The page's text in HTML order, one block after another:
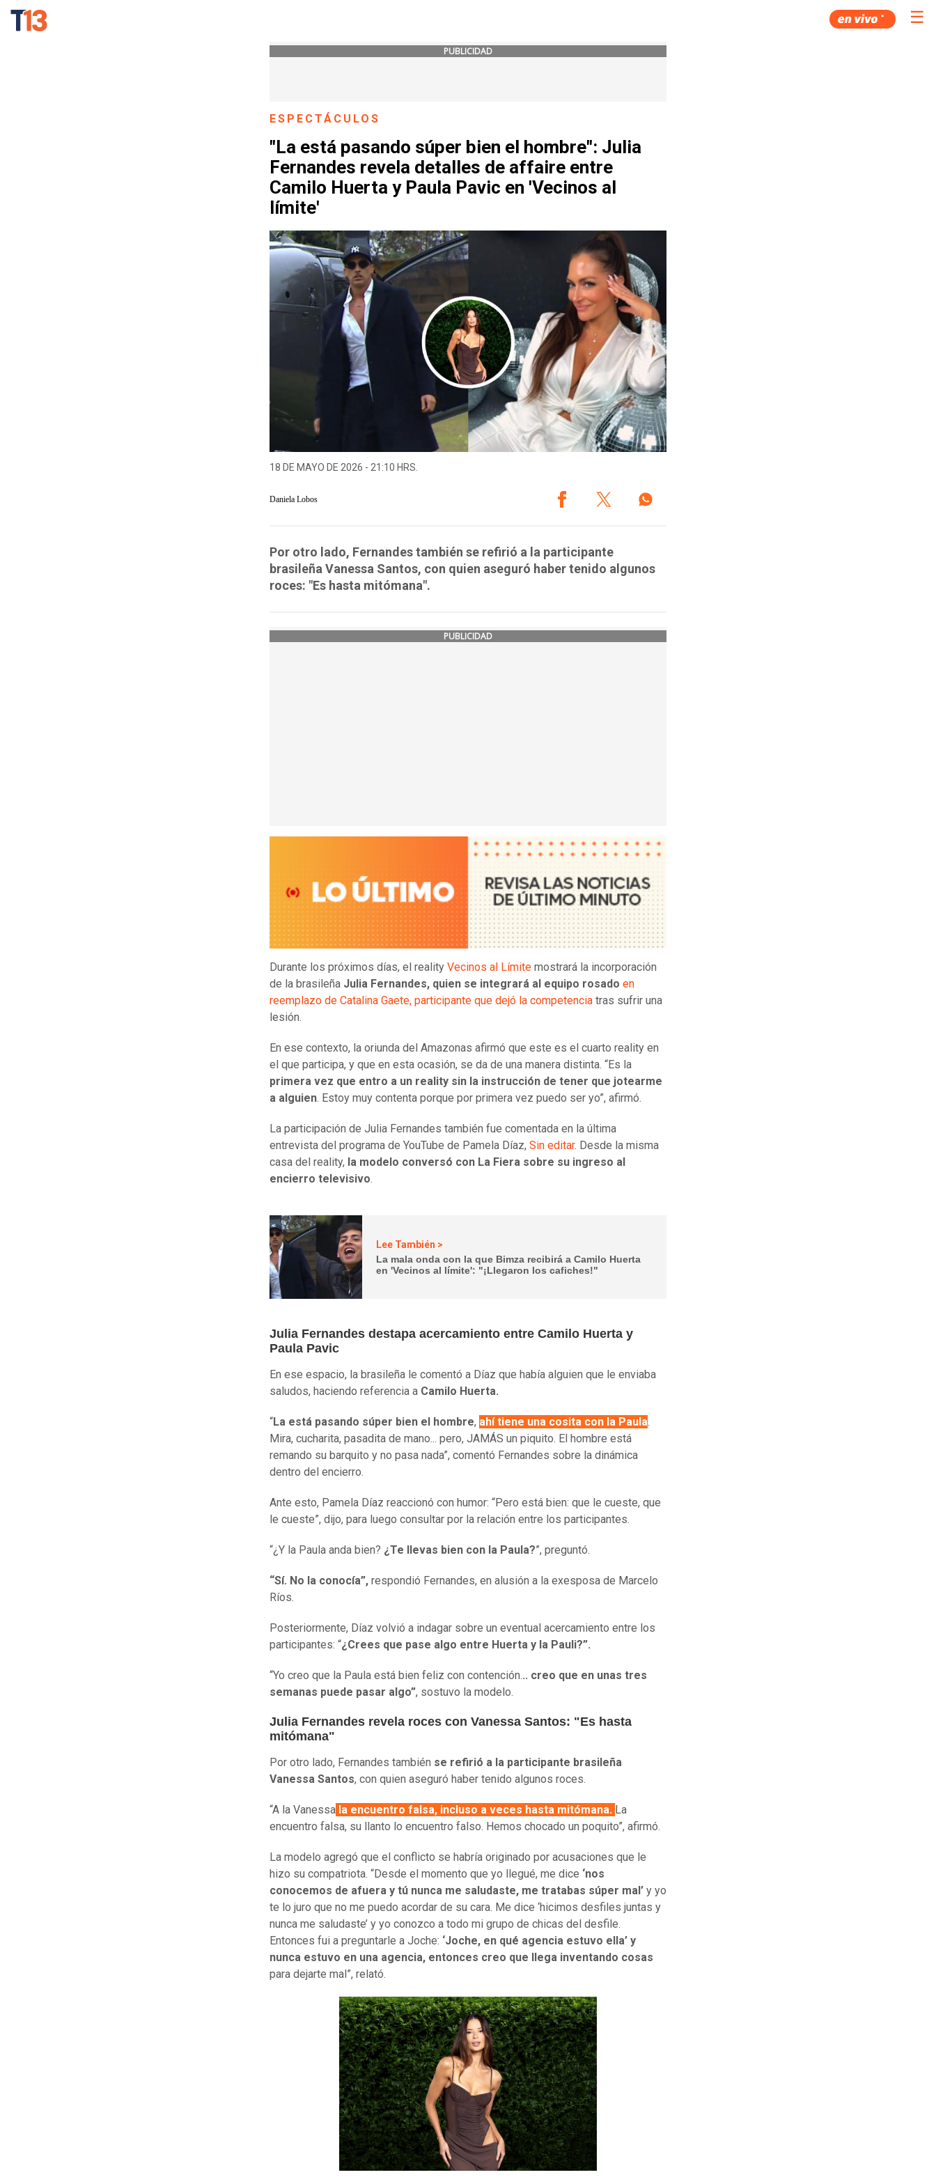
☰
PUBLICIDAD
ESPECTÁCULOS
"La está pasando súper bien el hombre": Julia
Fernandes revela detalles de affaire entre
Camilo Huerta y Paula Pavic en 'Vecinos al
límite'
18 DE MAYO DE 2026 - 21:10 HRS.
Daniela Lobos
Por otro lado, Fernandes también se refirió a la participante
brasileña Vanessa Santos, con quien aseguró haber tenido algunos
roces: "Es hasta mitómana".
PUBLICIDAD
Durante los próximos días, el reality Vecinos al Límite mostrará la incorporación
de la brasileña Julia Fernandes, quien se integrará al equipo rosado en
reemplazo de Catalina Gaete, participante que dejó la competencia tras sufrir una
lesión.
En ese contexto, la oriunda del Amazonas afirmó que este es el cuarto reality en
el que participa, y que en esta ocasión, se da de una manera distinta. “Es la
primera vez que entro a un reality sin la instrucción de tener que jotearme
a alguien. Estoy muy contenta porque por primera vez puedo ser yo”, afirmó.
La participación de Julia Fernandes también fue comentada en la última
entrevista del programa de YouTube de Pamela Díaz, Sin editar. Desde la misma
casa del reality, la modelo conversó con La Fiera sobre su ingreso al
encierro televisivo.
Lee También >
La mala onda con la que Bimza recibirá a Camilo Huerta
en 'Vecinos al límite': "¡Llegaron los cafiches!"
Julia Fernandes destapa acercamiento entre Camilo Huerta y
Paula Pavic
En ese espacio, la brasileña le comentó a Díaz que había alguien que le enviaba
saludos, haciendo referencia a Camilo Huerta.
“La está pasando súper bien el hombre, ahí tiene una cosita con la Paula.
Mira, cucharita, pasadita de mano... pero, JAMÁS un piquito. El hombre está
remando su barquito y no pasa nada”, comentó Fernandes sobre la dinámica
dentro del encierro.
Ante esto, Pamela Díaz reaccionó con humor: “Pero está bien: que le cueste, que
le cueste”, dijo, para luego consultar por la relación entre los participantes.
“¿Y la Paula anda bien? ¿Te llevas bien con la Paula?”, preguntó.
“Sí. No la conocía”, respondió Fernandes, en alusión a la exesposa de Marcelo
Ríos.
Posteriormente, Díaz volvió a indagar sobre un eventual acercamiento entre los
participantes: “¿Crees que pase algo entre Huerta y la Pauli?”.
“Yo creo que la Paula está bien feliz con contención... creo que en unas tres
semanas puede pasar algo”, sostuvo la modelo.
Julia Fernandes revela roces con Vanessa Santos: "Es hasta
mitómana"
Por otro lado, Fernandes también se refirió a la participante brasileña
Vanessa Santos, con quien aseguró haber tenido algunos roces.
“A la Vanessa la encuentro falsa, incluso a veces hasta mitómana. La
encuentro falsa, su llanto lo encuentro falso. Hemos chocado un poquito”, afirmó.
La modelo agregó que el conflicto se habría originado por acusaciones que le
hizo su compatriota. “Desde el momento que yo llegué, me dice ‘nos
conocemos de afuera y tú nunca me saludaste, me tratabas súper mal’ y yo
te lo juro que no me puedo acordar de su cara. Me dice ‘hicimos desfiles juntas y
nunca me saludaste’ y yo conozco a todo mi grupo de chicas del desfile.
Entonces fui a preguntarle a Joche: ‘Joche, en qué agencia estuvo ella’ y
nunca estuvo en una agencia, entonces creo que llega inventando cosas
para dejarte mal”, relató.